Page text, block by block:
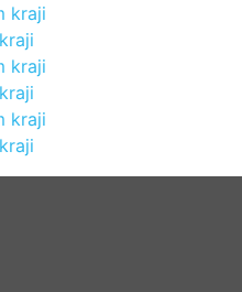
kraji
kraji
kraji